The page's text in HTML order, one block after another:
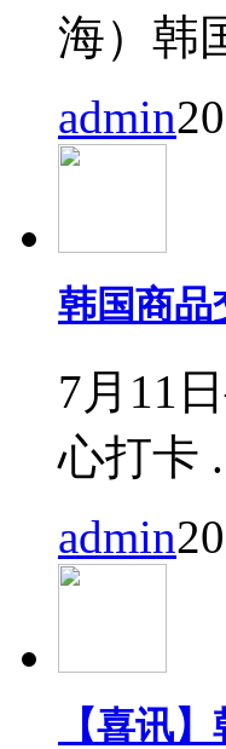
海）韩
admin
韩国商品
7月11
心打卡
admin
【喜讯